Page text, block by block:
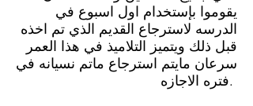
يقوموا بإستخدام اول اسبوع في
الدرسه لاسترجاع القديم الذي تم اخذه
قبل ذلك ويتميز التلاميذ في هذا العمر
سرعان مايتم استرجاع ماتم نسيانه في
فتره الاجازه.